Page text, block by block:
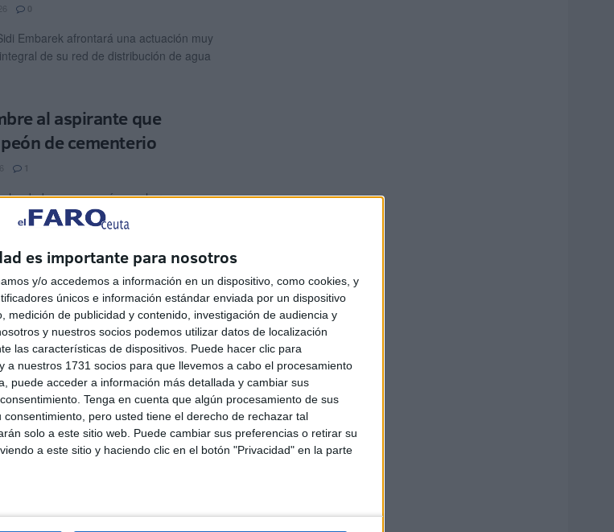
es importante para nosotros
y/o accedemos a información en un dispositivo, como cookies, y
únicos e información estándar enviada por un dispositivo
medición de publicidad y contenido, investigación de audiencia y
y nuestros socios podemos utilizar datos de localización
las características de dispositivos. Puede hacer clic para
a nuestros 1731 socios para que llevemos a cabo el procesamiento
puede acceder a información más detallada y cambiar sus
Tenga en cuenta que algún procesamiento de sus
pero usted tiene el derecho de rechazar tal
solo a este sitio web. Puede cambiar sus preferencias o retirar su
a este sitio y haciendo clic en el botón "Privacidad" en la parte
0
Embarek afrontará una actuación muy
de su red de distribución de agua
al aspirante que
de cementerio
1
ha dado un paso más en el proceso
de ...
mi abuelo”: el emotivo viaje
un represaliado en
7
de Juan Mateo Arjona ha convivido
respuesta. Militante ...
hay 118 tumbas y tres
Sidi Embarek